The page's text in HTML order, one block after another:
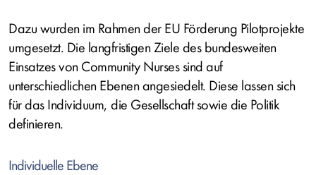
Dazu wurden im Rahmen der EU Förderung Pilotprojekte
umgesetzt. Die langfristigen Ziele des bundesweiten
Einsatzes von Community Nurses sind auf
unterschiedlichen Ebenen angesiedelt. Diese lassen sich
für das Individuum, die Gesellschaft sowie die Politik
definieren.
Individuelle Ebene